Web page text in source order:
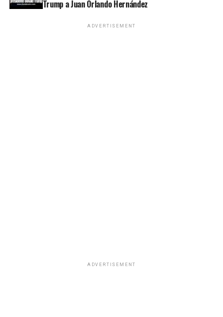
Trump a Juan Orlando Hernández
ADVERTISEMENT
ADVERTISEMENT